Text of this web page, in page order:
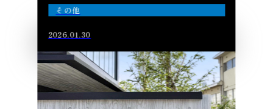
その他
2026.01.30